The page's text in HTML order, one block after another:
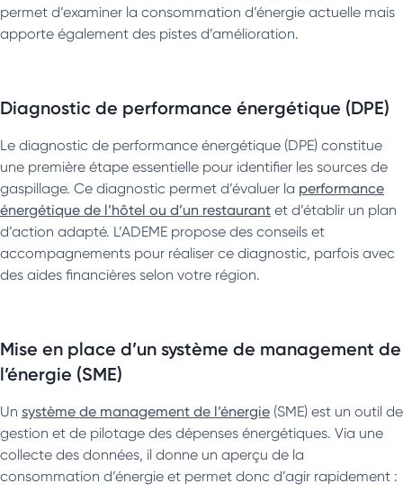
permet d’examiner la consommation d’énergie actuelle mais
apporte également des pistes d’amélioration.
Diagnostic de performance énergétique (DPE)
Le diagnostic de performance énergétique (DPE) constitue
une première étape essentielle pour identifier les sources de
gaspillage. Ce diagnostic permet d’évaluer la performance
énergétique de l’hôtel ou d’un restaurant et d’établir un plan
d’action adapté. L’ADEME propose des conseils et
accompagnements pour réaliser ce diagnostic, parfois avec
des aides financières selon votre région.
Mise en place d’un système de management de
l’énergie (SME)
Un système de management de l’énergie (SME) est un outil de
gestion et de pilotage des dépenses énergétiques. Via une
collecte des données, il donne un aperçu de la
consommation d’énergie et permet donc d’agir rapidement :